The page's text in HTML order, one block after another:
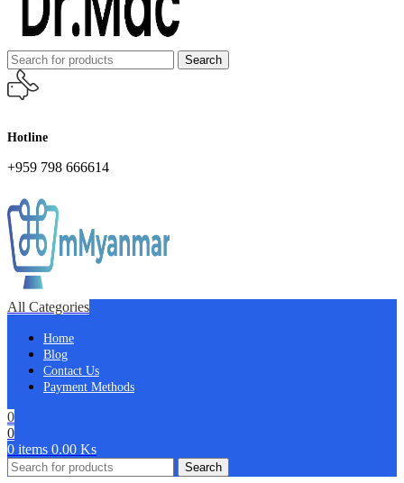
Search
Hotline
+959 798 666614
All Categories
Home
Blog
Contact Us
Payment Methods
0
0
0 items 0.00 Ks
Search